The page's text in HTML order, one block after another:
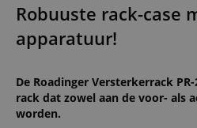
Robuuste rack-case
apparatuur!
De Roadinger Versterkerrack
rack dat zowel aan de voor- als
worden.